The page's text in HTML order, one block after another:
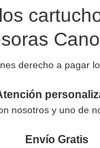
derecho a pagar lo
nosotros y uno de
Envío Gratis